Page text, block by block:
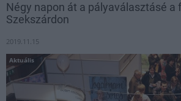
Négy napon át a pályaválasztásé a
Szekszárdon
2019.11.15
Aktuális